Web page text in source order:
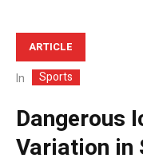
ARTICLE
In Sports
Dangerous
Variation in